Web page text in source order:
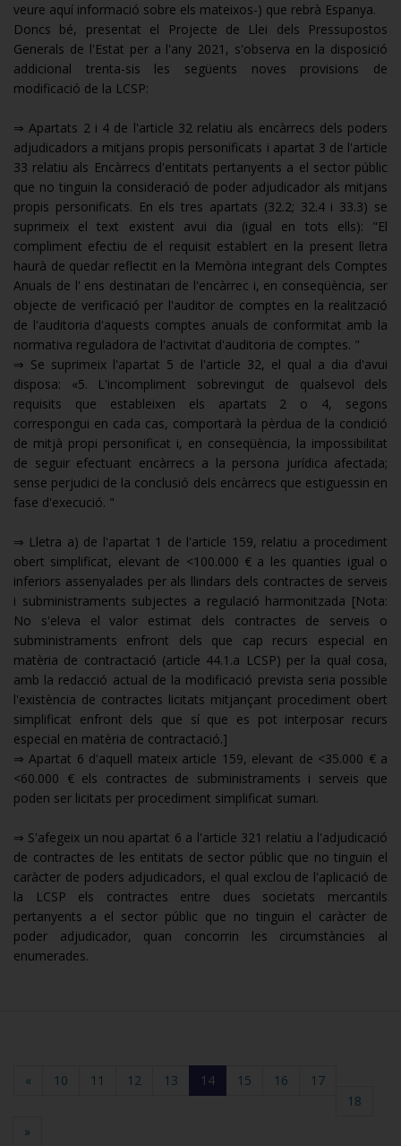
veure aquí informació sobre els mateixos-) que rebrà Espanya.
Doncs bé, presentat el Projecte de Llei dels Pressupostos
Generals de l'Estat per a l'any 2021, s'observa en la disposició
addicional trenta-sis les següents noves provisions de
modificació de la LCSP:
⇒ Apartats 2 i 4 de l'article 32 relatiu als encàrrecs dels poders
adjudicadors a mitjans propis personificats i apartat 3 de l'article
33 relatiu als Encàrrecs d'entitats pertanyents a el sector públic
que no tinguin la consideració de poder adjudicador als mitjans
propis personificats. En els tres apartats (32.2; 32.4 i 33.3) se
suprimeix el text existent avui dia (igual en tots ells): "El
compliment efectiu de el requisit establert en la present lletra
haurà de quedar reflectit en la Memòria integrant dels Comptes
Anuals de l' ens destinatari de l'encàrrec i, en conseqüència, ser
objecte de verificació per l'auditor de comptes en la realització
de l'auditoria d'aquests comptes anuals de conformitat amb la
normativa reguladora de l'activitat d'auditoria de comptes. "
⇒ Se suprimeix l'apartat 5 de l'article 32, el qual a dia d'avui
disposa: «5. L'incompliment sobrevingut de qualsevol dels
requisits que estableixen els apartats 2 o 4, segons
correspongui en cada cas, comportarà la pèrdua de la condició
de mitjà propi personificat i, en conseqüència, la impossibilitat
de seguir efectuant encàrrecs a la persona jurídica afectada;
sense perjudici de la conclusió dels encàrrecs que estiguessin en
fase d'execució. "
⇒ Lletra a) de l'apartat 1 de l'article 159, relatiu a procediment
obert simplificat, elevant de <100.000 € a les quanties igual o
inferiors assenyalades per als llindars dels contractes de serveis
i subministraments subjectes a regulació harmonitzada [Nota:
No s'eleva el valor estimat dels contractes de serveis o
subministraments enfront dels que cap recurs especial en
matèria de contractació (article 44.1.a LCSP) per la qual cosa,
amb la redacció actual de la modificació prevista seria possible
l'existència de contractes licitats mitjançant procediment obert
simplificat enfront dels que sí que es pot interposar recurs
especial en matèria de contractació.]
⇒ Apartat 6 d'aquell mateix article 159, elevant de <35.000 € a
<60.000 € els contractes de subministraments i serveis que
poden ser licitats per procediment simplificat sumari.
⇒ S'afegeix un nou apartat 6 a l'article 321 relatiu a l'adjudicació
de contractes de les entitats de sector públic que no tinguin el
caràcter de poders adjudicadors, el qual exclou de l'aplicació de
la LCSP els contractes entre dues societats mercantils
pertanyents a el sector públic que no tinguin el caràcter de
poder adjudicador, quan concorrin les circumstàncies al
enumerades.
« 10 11 12 13 14(current)
15 16
17
18
»